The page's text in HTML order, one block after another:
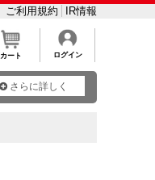
ご利用規約 IR情報
カート ログイン
さらに詳しく